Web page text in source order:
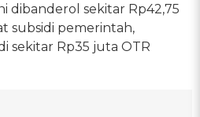
dibanderol sekitar Rp42,75
subsidi pemerintah,
sekitar Rp35 juta OTR